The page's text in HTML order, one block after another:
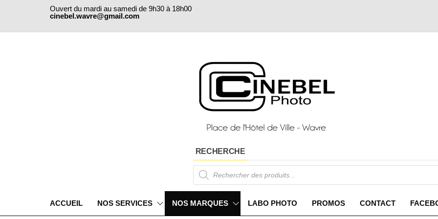
Ouvert du mardi au samedi de 9h30 à 18h00
cinebel.wavre@gmail.com
RECHERCHE
Products
search
ACCUEIL NOS SERVICES NOS MARQUES LABO PHOTO PROMOS CONTACT